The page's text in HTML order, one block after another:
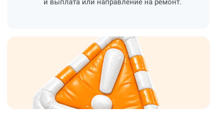
и выплата или направление на ремонт.